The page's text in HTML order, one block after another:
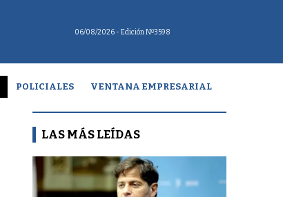
06/08/2026 - Edición Nº3598
POLICIALES VENTANA EMPRESARIAL
LAS MÁS LEÍDAS